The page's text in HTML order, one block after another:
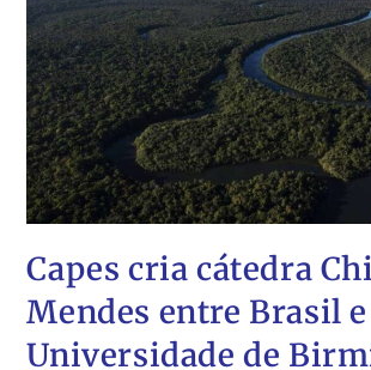
Capes cria cátedra
Mendes entre Brasil e
Universidade de